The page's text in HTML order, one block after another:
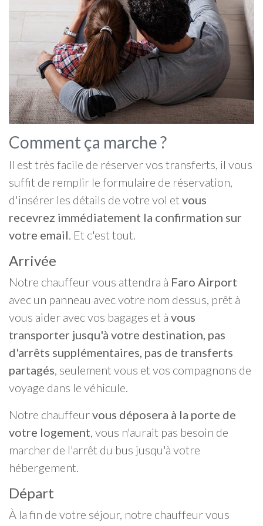
Comment ça marche ?
Il est très facile de réserver vos transferts, il vous
suffit de remplir le formulaire de réservation,
d'insérer les détails de votre vol et vous
recevrez immédiatement la confirmation sur
votre email. Et c'est tout.
Arrivée
Notre chauffeur vous attendra à Faro Airport
avec un panneau avec votre nom dessus, prêt à
vous aider avec vos bagages et à vous
transporter jusqu'à votre destination, pas
d'arrêts supplémentaires, pas de transferts
partagés, seulement vous et vos compagnons de
voyage dans le véhicule.
Notre chauffeurvous déposera à la porte de
votre logement, vous n'aurait pas besoin de
marcher de l'arrêt du bus jusqu'à votre
hébergement.
Départ
À la fin de votre séjour, notre chauffeur vous